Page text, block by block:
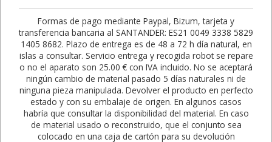
Formas de pago mediante Paypal, Bizum, tarjeta y
transferencia bancaria al SANTANDER: ES21 0049 3338 5829
1405 8682. Plazo de entrega es de 48 a 72 h día natural, en
islas a consultar. Servicio entrega y recogida robot se repare
o no el aparato son 25.00 € con IVA incluido. No se aceptará
ningún cambio de material pasado 5 días naturales ni de
ninguna pieza manipulada. Devolver el producto en perfecto
estado y con su embalaje de origen. En algunos casos
habría que consultar la disponibilidad del material. En caso
de material usado o reconstruido, que el conjunto sea
colocado en una caja de cartón para su devolución